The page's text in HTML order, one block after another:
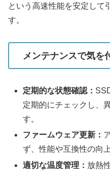
という高速性能を安定して
す。
メンテナンスで気を
定期的な状態確認：
定期的にチェックし、
す。
ファームウェア更新：
ず、性能や互換性の向
適切な温度管理： 放熱